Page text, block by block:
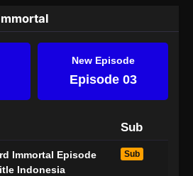
New Episode
Episode 03
Sub
Immortal Episode
Indonesia
Sub